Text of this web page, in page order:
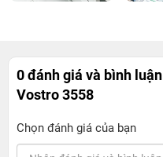
0 đánh giá và bình luận
Vostro 3558
Chọn đánh giá của bạn